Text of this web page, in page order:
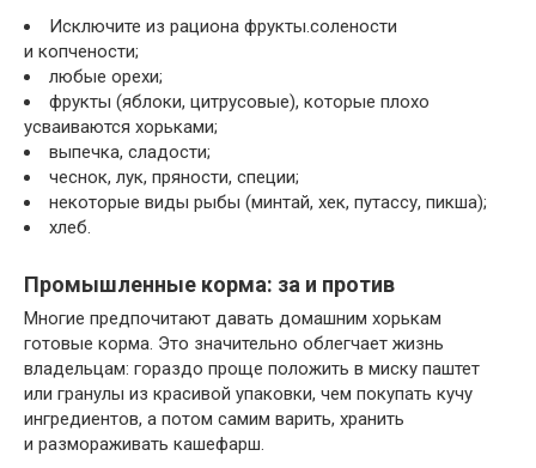
Исключите из рациона фрукты.солености
и копчености;
любые орехи;
фрукты (яблоки, цитрусовые), которые плохо
усваиваются хорьками;
выпечка, сладости;
чеснок, лук, пряности, специи;
некоторые виды рыбы (минтай, хек, путассу, пикша);
хлеб.
Промышленные корма: за и против
Многие предпочитают давать домашним хорькам
готовые корма. Это значительно облегчает жизнь
владельцам: гораздо проще положить в миску паштет
или гранулы из красивой упаковки, чем покупать кучу
ингредиентов, а потом самим варить, хранить
и размораживать кашефарш.